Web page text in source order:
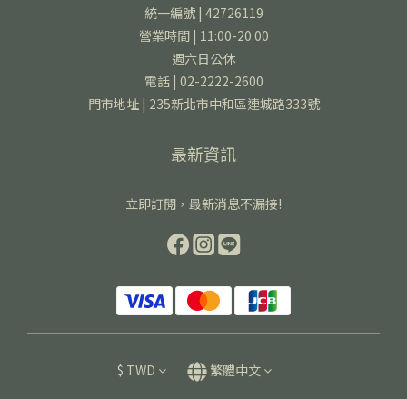
統一編號 | 42726119
營業時間 | 11:00-20:00
週六日公休
電話 | 02-2222-2600
門市地址 | 235新北市中和區連城路333號
最新資訊
立即訂閱，最新消息不漏接!
$ TWD 繁體中文